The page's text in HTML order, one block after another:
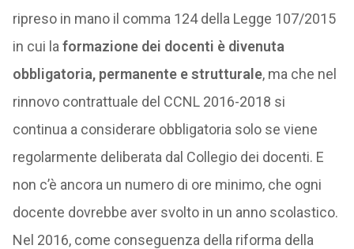
ripreso in mano il comma 124 della Legge 107/2015
in cui la formazione dei docenti è divenuta
obbligatoria, permanente e strutturale, ma che nel
rinnovo contrattuale del CCNL 2016-2018 si
continua a considerare obbligatoria solo se viene
regolarmente deliberata dal Collegio dei docenti. E
non c’è ancora un numero di ore minimo, che ogni
docente dovrebbe aver svolto in un anno scolastico.
Nel 2016, come conseguenza della riforma della